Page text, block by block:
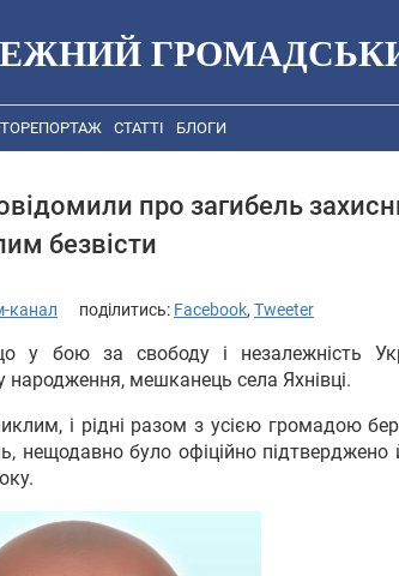
СТАТТІ БЛОГИ
про загибель
безвісти
канал поділитись: Facebook, Tweeter
у бою за свободу і незалежність
мешканець села Яхнівці.
і рідні разом з усією громадою
нещодавно було офіційно підтверджено